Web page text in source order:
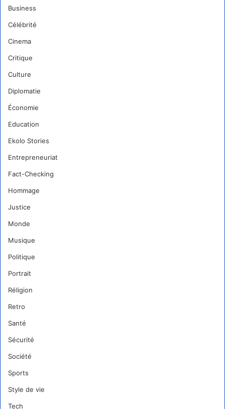
Business
Célébrité
Cinema
Critique
Culture
Diplomatie
Économie
Education
Ekolo Stories
Entrepreneuriat
Fact-Checking
Hommage
Justice
Monde
Musique
Politique
Portrait
Réligion
Retro
Santé
Sécurité
Société
Sports
Style de vie
Tech